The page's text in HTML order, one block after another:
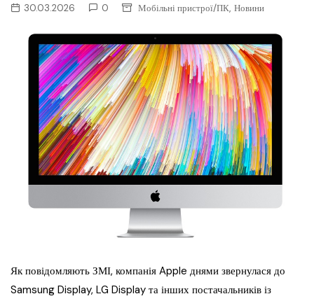
30.03.2026 0 Мобільні пристрої/ПК, Новини
Як повідомляють ЗМІ, компанія Apple днями звернулася до
Samsung Display, LG Display та інших постачальників із